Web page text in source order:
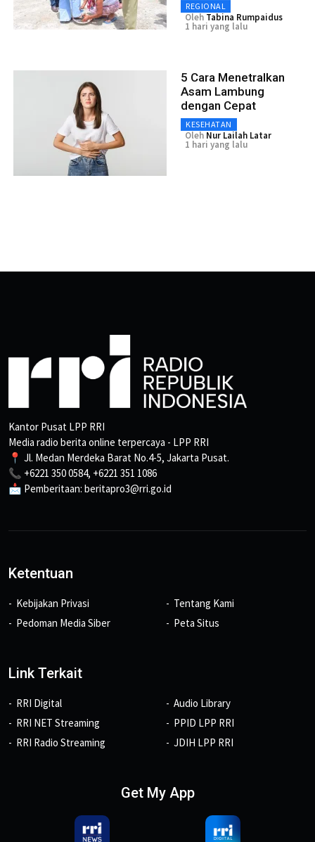
REGIONAL
Oleh Tabina Rumpaidus
1 hari yang lalu
5 Cara Menetralkan
Asam Lambung
dengan Cepat
KESEHATAN
Oleh Nur Lailah Latar
1 hari yang lalu
Kantor Pusat LPP RRI
Media radio berita online terpercaya - LPP RRI
📍 Jl. Medan Merdeka Barat No.4-5, Jakarta Pusat.
📞 +6221 350 0584, +6221 351 1086
📩 Pemberitaan: beritapro3@rri.go.id
Ketentuan
Kebijakan Privasi
Pedoman Media Siber
Tentang Kami
Peta Situs
Link Terkait
RRI Digital
RRI NET Streaming
RRI Radio Streaming
Audio Library
PPID LPP RRI
JDIH LPP RRI
Get My App